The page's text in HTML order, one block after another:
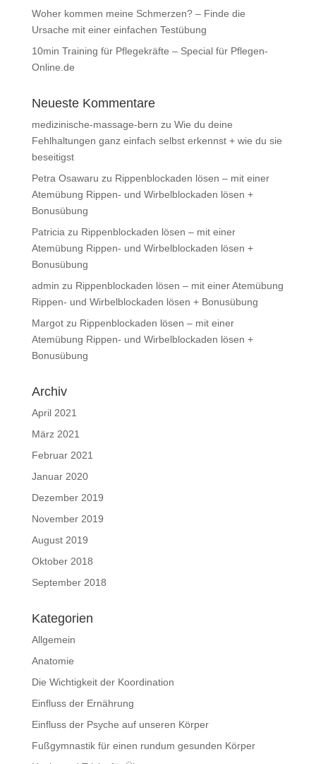
Woher kommen meine Schmerzen? – Finde die
Ursache mit einer einfachen Testübung
10min Training für Pflegekräfte – Special für Pflegen-
Online.de
Neueste Kommentare
medizinische-massage-bern zu Wie du deine
Fehlhaltungen ganz einfach selbst erkennst + wie du sie
beseitigst
Petra Osawaru zu Rippenblockaden lösen – mit einer
Atemübung Rippen- und Wirbelblockaden lösen +
Bonusübung
Patricia zu Rippenblockaden lösen – mit einer
Atemübung Rippen- und Wirbelblockaden lösen +
Bonusübung
admin zu Rippenblockaden lösen – mit einer Atemübung
Rippen- und Wirbelblockaden lösen + Bonusübung
Margotzu Rippenblockaden lösen – mit einer
Atemübung Rippen- und Wirbelblockaden lösen +
Bonusübung
Archiv
April 2021
März 2021
Februar 2021
Januar 2020
Dezember 2019
November 2019
August 2019
Oktober 2018
September 2018
Kategorien
Allgemein
Anatomie
Die Wichtigkeit der Koordination
Einfluss der Ernährung
Einfluss der Psyche auf unseren Körper
Fußgymnastik für einen rundum gesunden Körper